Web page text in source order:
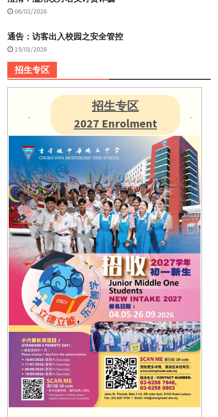
06/02/2026
通告：访客出入校园之安全管控
19/01/2026
招生专区
招生专区
2027 Enrolment